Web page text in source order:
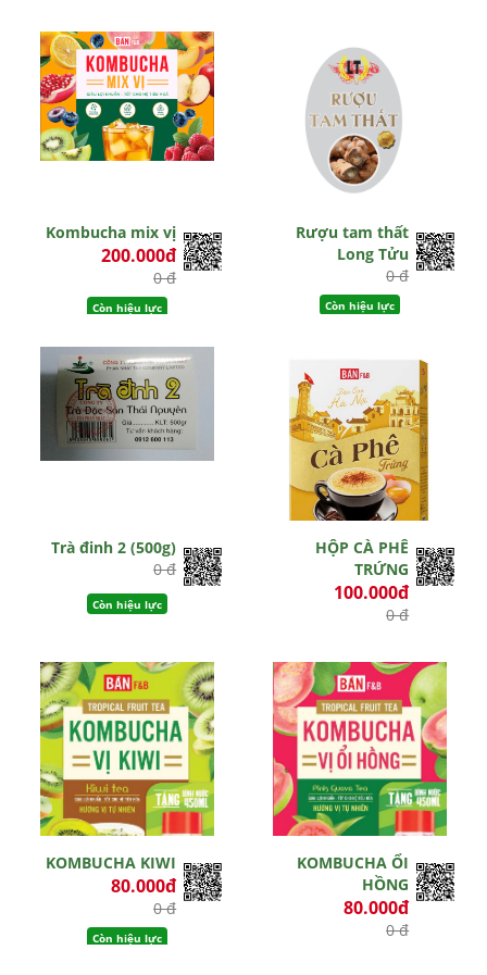
Kombucha mix vị
200.000đ
0 đ
Còn hiệu lực
Rượu tam thất
Long Tửu
0 đ
Còn hiệu lực
Trà đinh 2 (500g)
0 đ
Còn hiệu lực
HỘP CÀ PHÊ
TRỨNG
100.000đ
0 đ
KOMBUCHA KIWI
80.000đ
0 đ
Còn hiệu lực
KOMBUCHA ỔI
HỒNG
80.000đ
0 đ